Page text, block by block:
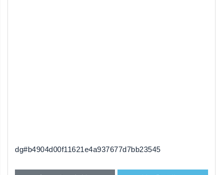
dg#b4904d00f11621e4a937677d7bb23545